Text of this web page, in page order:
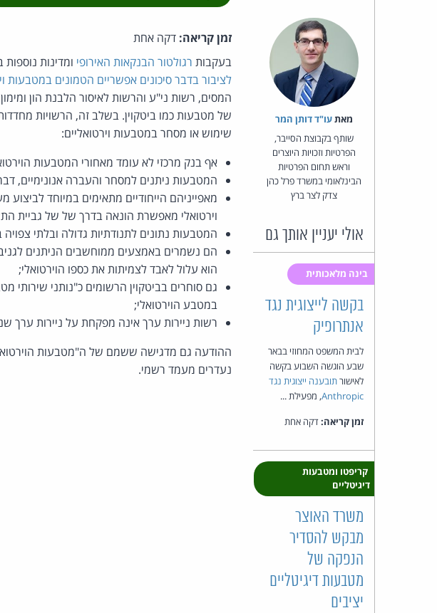
מאת‏עו"ד דותן המר
שותף בקבוצת הסייבר,
הפרטיות וזכויות היוצרים
וראש תחום הפרטיות
הבינלאומי במשרד פרל כהן
צדק לצר ברץ
אולי יעניין אותך גם
בינה מלאכותית
בקשה לייצוגית נגד
אנתרופיק
לבית המשפט המחוזי בבאר
שבע הוגשה השבוע בקשה
לאישורתובענה ייצוגית נגד
Anthropic, מפעילת ...
זמן קריאה:דקה אחת
קריפטו ומטבעות
דיגיטליים
משרד האוצר
מבקש להסדיר
הנפקה של
מטבעות דיגיטליים
יציבים
זמן קריאה: דקה אחת
בעקבות רגולטור הבנקאות האירופי ומדינות
לציבור בדבר סיכונים אפשריים הטמונים במטבעות
המסים, רשות ני"ע והרשות לאיסור הלבנת הון
של מטבעות כמו ביטקוין. בשלב זה, הרשויות
שימוש או מסחר במטבעות וירטואליים:
אף בנק מרכזי לא עומד מאחורי המטבעות
המטבעות ניתנים למסחר והעברה אנונימיים,
מאפייניהם הייחודיים מתאימים במיוחד
וירטואלי מאפשרת הונאה בדרך של של גביית
המטבעות נתונים לתנודתיות גדולה ובלתי
הם נשמרים באמצעים ממוחשבים הניתנים
הוא עלול לאבד לצמיתות את כספו הוירטואלי;
גם סוחרים בביטקוין הרשומים כ"נותני
במטבע הוירטואלי;
רשות ניירות ערך אינה מפקחת על ניירות ערך
ההודעה גם מדגישה ששמם של ה"מטבעות
נעדרים מעמד רשמי.